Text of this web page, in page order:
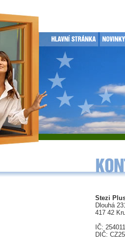
Stezi
Dlouhá
417 42
IČ:
DIČ: